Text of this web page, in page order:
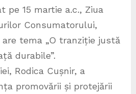
pe 15 martie a.c., Ziua
Consumatorului,
tema „O tranziție justă
durabile”.
Rodica Cușnir, a
promovării și protejării